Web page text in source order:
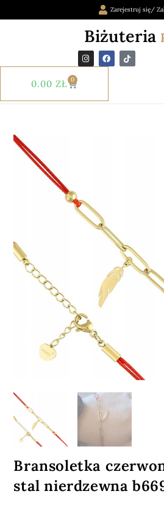
Zarejestruj się/
Biżuteria
0.00 ZŁ 0
Bransoletka
stal nierdzewna